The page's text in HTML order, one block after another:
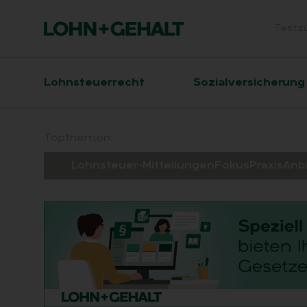
Hauptnavigation
Lohnsteuerrecht Sozialversicherung